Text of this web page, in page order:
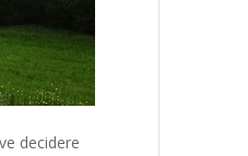
decidere